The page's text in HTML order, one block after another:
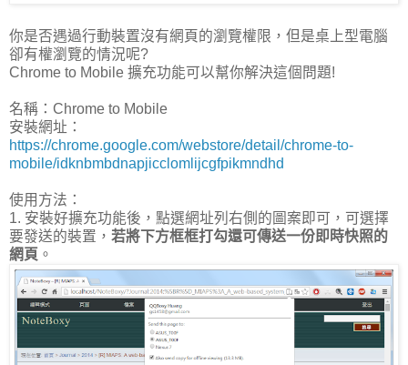
你是否遇過行動裝置沒有網頁的瀏覽權限，但是桌上型電腦
卻有權瀏覽的情況呢?
Chrome to Mobile 擴充功能可以幫你解決這個問題!
名稱：Chrome to Mobile
安裝網址：
https://chrome.google.com/webstore/detail/chrome-to-
mobile/idknbmbdnapjicclomlijcgfpikmndhd
使用方法：
1. 安裝好擴充功能後，點選網址列右側的圖案即可，可選擇
要發送的裝置， 若將下方框框打勾還可傳送一份即時快照的
網頁 。